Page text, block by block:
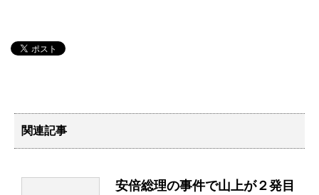
関連記事
安倍総理の事件で山上が２発目